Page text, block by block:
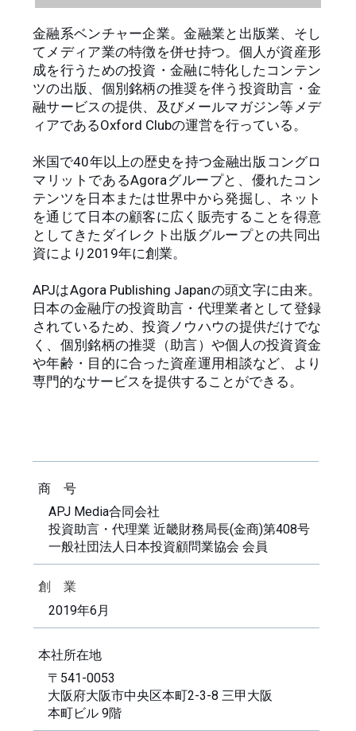
金融系ベンチャー企業。金融業と出版業、そし
てメディア業の特徴を併せ持つ。個人が資産形
成を行うための投資・金融に特化したコンテン
ツの出版、個別銘柄の推奨を伴う投資助言・金
融サービスの提供、及びメールマガジン等メデ
ィアであるOxford Clubの運営を行っている。
米国で40年以上の歴史を持つ金融出版コングロ
マリットであるAgoraグループと、優れたコン
テンツを日本または世界中から発掘し、ネット
を通じて日本の顧客に広く販売することを得意
としてきたダイレクト出版グループとの共同出
資により2019年に創業。
APJはAgora Publishing Japanの頭文字に由来。
日本の金融庁の投資助言・代理業者として登録
されているため、投資ノウハウの提供だけでな
く、個別銘柄の推奨（助言）や個人の投資資金
や年齢・目的に合った資産運用相談など、より
専門的なサービスを提供することができる。
APJ Media合同会社
投資助言・代理業 近畿財務局長(金商)第408号
一般社団法人日本投資顧問業協会 会員
商 号
2019年6月
創 業
〒541-0053
大阪府大阪市中央区本町2-3-8 三甲大阪
本町ビル 9階
本社所在地